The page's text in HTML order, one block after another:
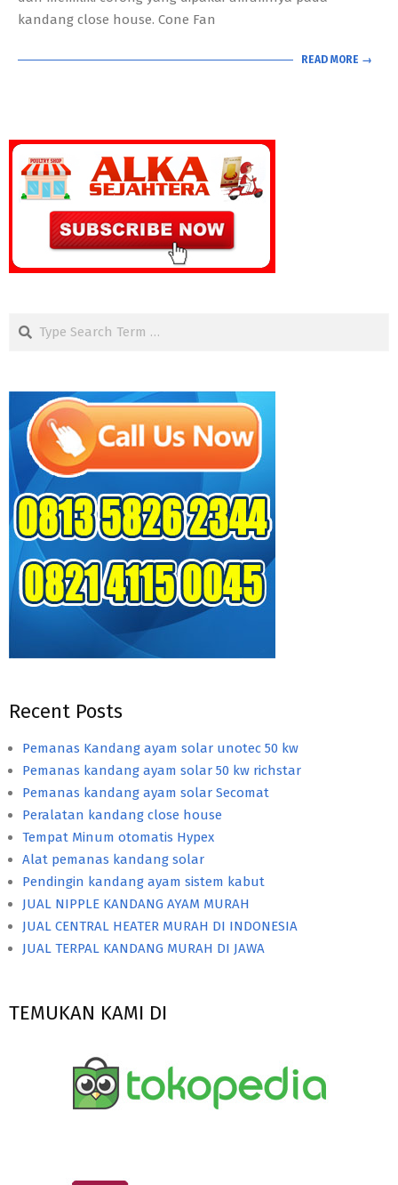
kandang close house. Cone Fan
READ MORE →
Search
Recent Posts
Pemanas Kandang ayam solar unotec 50 kw
Pemanas kandang ayam solar 50 kw richstar
Pemanas kandang ayam solar Secomat
Peralatan kandang close house
Tempat Minum otomatis Hypex
Alat pemanas kandang solar
Pendingin kandang ayam sistem kabut
JUAL NIPPLE KANDANG AYAM MURAH
JUAL CENTRAL HEATER MURAH DI INDONESIA
JUAL TERPAL KANDANG MURAH DI JAWA
TEMUKAN KAMI DI